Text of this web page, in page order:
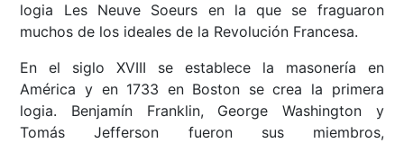
logia Les Neuve Soeurs en la que se fraguaron
muchos de los ideales de la Revolución Francesa.
En el siglo XVIII se establece la masonería en
América y en 1733 en Boston se crea la primera
logia. Benjamín Franklin, George Washington y
Tomás Jefferson fueron sus miembros,